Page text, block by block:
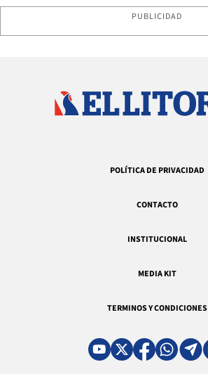
PUBLICIDAD
POLÍTICA DE PRIVACIDAD
CONTACTO
INSTITUCIONAL
MEDIA KIT
TERMINOS Y CONDICIONES